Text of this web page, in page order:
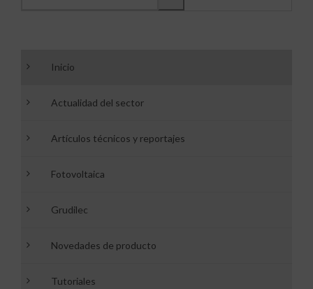
Inicio
Actualidad del sector
Artículos técnicos y reportajes
Fotovoltaica
Grudilec
Novedades de producto
Tutoriales